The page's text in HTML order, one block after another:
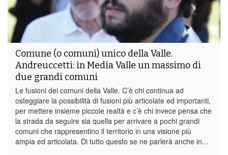
Comune (o comuni) unico della Valle.
Andreuccetti: in Media Valle un massimo di
due grandi comuni
Le fusioni dei comuni della Valle. C’è chi continua ad
osteggiare la possibilità di fusioni più articolate ed importanti,
per mettere insieme piccole realtà e c’è chi invece pensa che
la strada da seguire sia quella per arrivare a pochi grandi
comuni che rappresentino il territorio in una visione più
ampia ed articolata. Di tutto questo se ne parlerà anche in...